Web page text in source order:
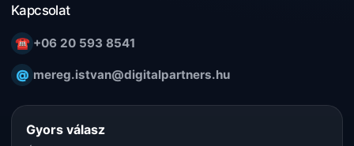
Kapcsolat
☎ +06 20 593 8541
@ mereg.istvan@digitalpartners.hu
Gyors válasz